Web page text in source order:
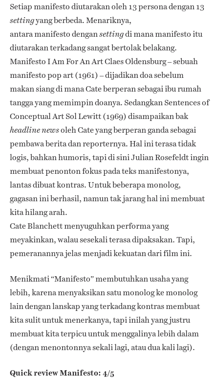
Setiap manifesto diutarakan oleh 13 persona dengan 13
settingyang berbeda. Menariknya,
antara manifesto dengansettingdi mana manifesto itu
diutarakan terkadang sangat bertolak belakang.
Manifesto I Am For An Art Claes Oldensburg – sebuah
manifesto pop art (1961) – dijadikan doa sebelum
makan siang di mana Cate berperan sebagai ibu rumah
tangga yang memimpin doanya. Sedangkan Sentences of
Conceptual Art Sol Lewitt (1969) disampaikan bak
headline newsoleh Cate yang berperan ganda sebagai
pembawa berita dan reporternya. Hal ini terasa tidak
logis, bahkan humoris, tapi di sini Julian Rosefeldt ingin
membuat penonton fokus pada teks manifestonya,
lantas dibuat kontras. Untuk beberapa monolog,
gagasan ini berhasil, namun tak jarang hal ini membuat
kita hilang arah.
Cate Blanchett menyuguhkan performa yang
meyakinkan, walau sesekali terasa dipaksakan. Tapi,
pemeranannya jelas menjadi kekuatan dari film ini.
Menikmati “Manifesto” membutuhkan usaha yang
lebih, karena menyaksikan satu monolog ke monolog
lain dengan lanskap yang terkadang kontras membuat
kita sulit untuk menerkanya, tapi inilah yang justru
membuat kita terpicu untuk menggalinya lebih dalam
(dengan menontonnya sekali lagi, atau dua kali lagi).
Quick review Manifesto: 4/5